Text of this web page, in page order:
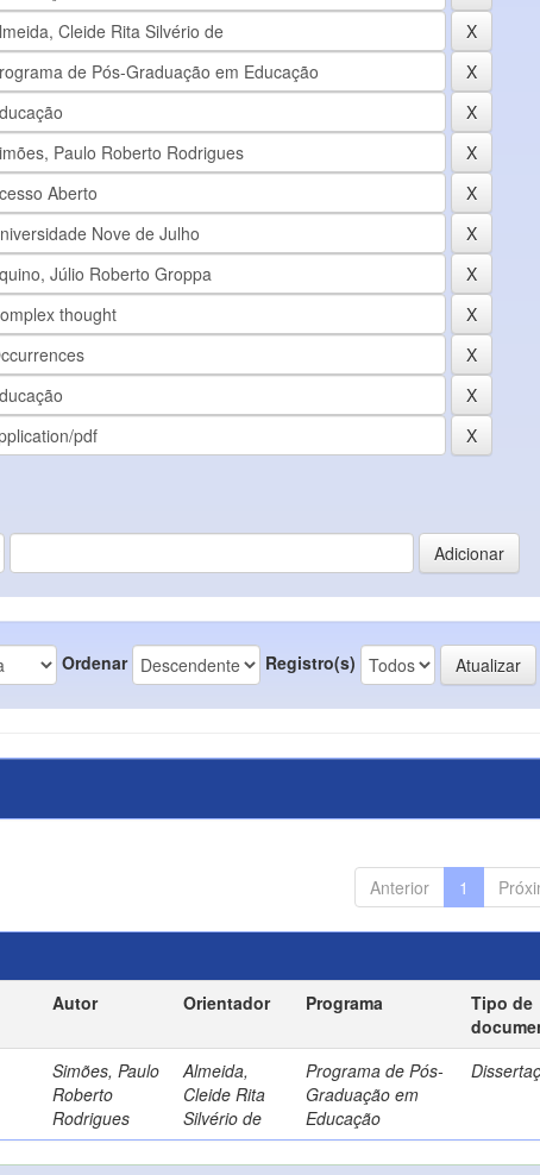
Ordenar Registro(s)
Anterior 1
Autor Orientador Programa
Tipo de
Simões, Paulo
Roberto
Rodrigues
Almeida,
Cleide Rita
Silvério de
Programa de Pós-
Graduação em
Educação